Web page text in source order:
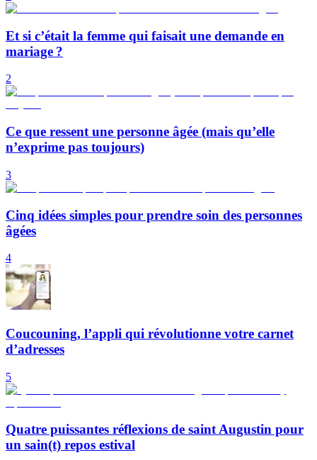
Et si c’était la femme qui faisait une demande en
mariage ?
2
Ce que ressent une personne âgée (mais qu’elle
n’exprime pas toujours)
3
Cinq idées simples pour prendre soin des personnes
âgées
4
Coucouning, l’appli qui révolutionne votre carnet
d’adresses
5
Quatre puissantes réflexions de saint Augustin pour
un sain(t) repos estival